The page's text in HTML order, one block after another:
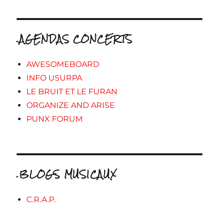
.AGENDAS CONCERTS
AWESOMEBOARD
INFO USURPA
LE BRUIT ET LE FURAN
ORGANIZE AND ARISE
PUNX FORUM
.BLOGS MUSICAUX
C.R.A.P.